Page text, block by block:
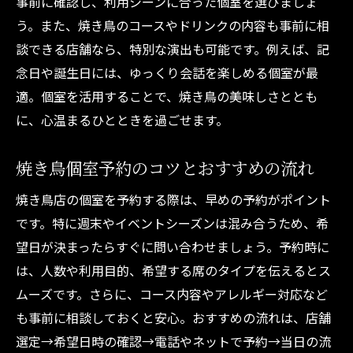
う。また、焼き鳥のコースやドリンクの内容も事前に相
談できる店舗なら、特別な演出も可能です。例えば、記
念日や誕生日には、ゆっくり会話を楽しめる個室が最
適。個室を活用することで、焼き鳥の美味しさととも
に、心温まるひとときを過ごせます。
焼き鳥個室予約のコツとおすすめの流れ
焼き鳥店の個室を予約する際は、早めの予約がポイント
です。特に週末やイベントシーズンは混み合うため、希
望日が決まったらすぐに問い合わせましょう。予約時に
は、人数や利用目的、希望する席のタイプを伝えるとス
ムーズです。さらに、コース内容やアレルギー対応など
も事前に相談しておくと安心。おすすめの流れは、店舗
選定→希望日時の確認→電話やネットで予約→当日の流